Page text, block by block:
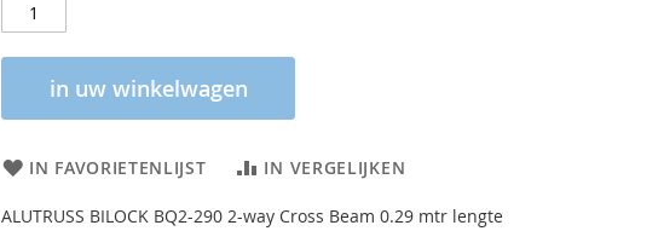
in uw winkelwagen
IN FAVORIETENLIJST IN VERGELIJKEN
ALUTRUSS BILOCK BQ2-290 2-way Cross Beam 0.29 mtr lengte